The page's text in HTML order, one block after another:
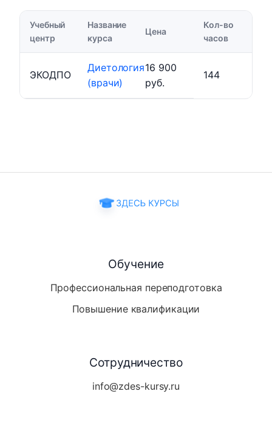
Учебный
центр
Название
курса
Цена
Кол-во
часов
ЭКОДПО
Диетология
(врачи)
16 900
руб.
144
Обучение
Профессиональная переподготовка
Повышение квалификации
Сотрудничество
info@zdes-kursy.ru